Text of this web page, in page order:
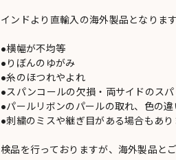
インドより直輸入の海外製品となりま
●横幅が不均等
●りぼんのゆがみ
●糸のほつれやよれ
●スパンコールの欠損・両サイドのス
●パールリボンのパールの取れ、色の違
●刺繍のミスや継ぎ目がある場合もあり
検品を行っておりますが、海外製品と